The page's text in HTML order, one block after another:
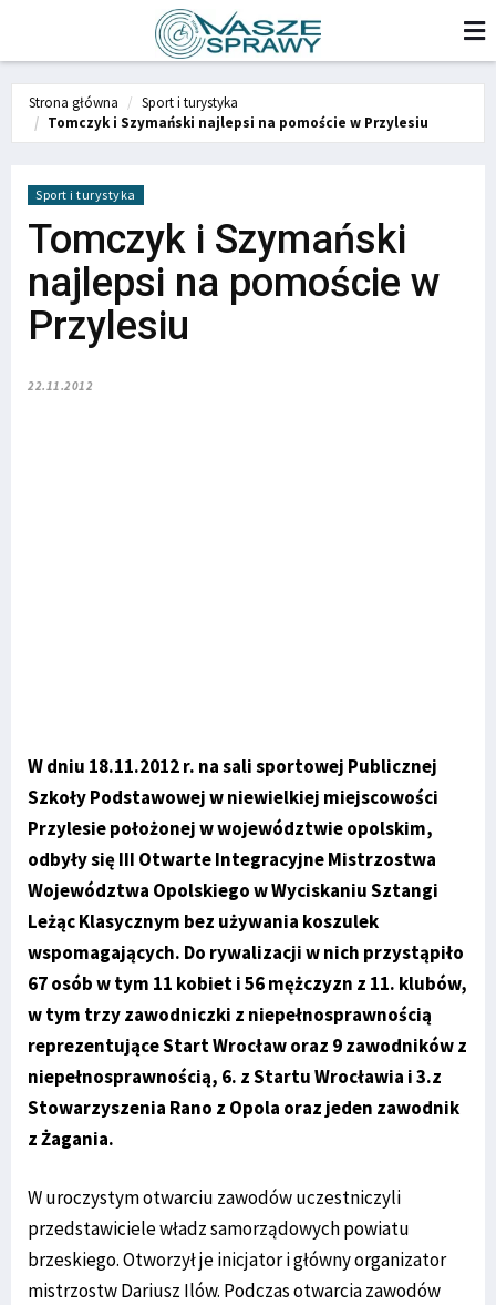
Strona główna
Sport i turystyka
Tomczyk i Szymański najlepsi na pomoście w Przylesiu
Sport i turystyka
Tomczyk i Szymański
najlepsi na pomoście w
Przylesiu
22.11.2012
W dniu 18.11.2012 r. na sali sportowej Publicznej
Szkoły Podstawowej w niewielkiej miejscowości
Przylesie położonej w województwie opolskim,
odbyły się III Otwarte Integracyjne Mistrzostwa
Województwa Opolskiego w Wyciskaniu Sztangi
Leżąc Klasycznym bez używania koszulek
wspomagających. Do rywalizacji w nich przystąpiło
67 osób w tym 11 kobiet i 56 mężczyzn z 11. klubów,
w tym trzy zawodniczki z niepełnosprawnością
reprezentujące Start Wrocław oraz 9 zawodników z
niepełnosprawnością, 6. z Startu Wrocławia i 3.z
Stowarzyszenia Rano z Opola oraz jeden zawodnik
z Żagania.
W uroczystym otwarciu zawodów uczestniczyli
przedstawiciele władz samorządowych powiatu
brzeskiego. Otworzył je inicjator i główny organizator
mistrzostw Dariusz Ilów. Podczas otwarcia zawodów